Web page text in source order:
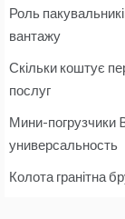
Роль
вантажу
Скільки коштує
послуг
Мини-погрузчики
универсальность
Колота гранітна